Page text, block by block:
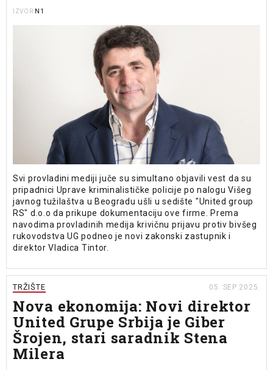
IZVOR N1
Svi provladini mediji juče su simultano objavili vest da su
pripadnici Uprave kriminalističke policije po nalogu Višeg
javnog tužilaštva u Beogradu ušli u sedište "United group
RS" d.o.o da prikupe dokumentaciju ove firme. Prema
navodima provladinih medija krivičnu prijavu protiv bivšeg
rukovodstva UG podneo je novi zakonski zastupnik i
direktor Vladica Tintor.
TRŽIŠTE 05. SEP 2025.
Nova ekonomija: Novi direktor
United Grupe Srbija je Giber
Šrojen, stari saradnik Stena
Milera